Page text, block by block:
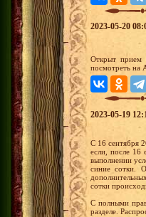
2023-05-20
Открыт прием
посмотреть на
2023-05-19
С 16 сентября
если, после 16
выполнении
синие сотки.
сотки
С полными
разделе.